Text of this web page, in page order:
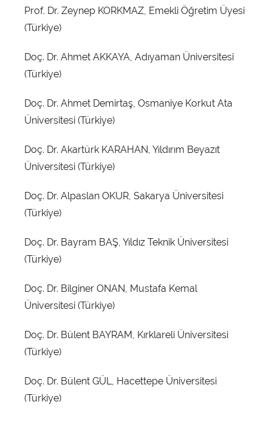
Prof. Dr. Zeynep KORKMAZ, Emekli Öğretim Üyesi
(Türkiye)
Doç. Dr. Ahmet AKKAYA, Adıyaman Üniversitesi
(Türkiye)
Doç. Dr. Ahmet Demirtaş, Osmaniye Korkut Ata
Üniversitesi (Türkiye)
Doç. Dr. Akartürk KARAHAN, Yıldırım Beyazıt
Üniversitesi (Türkiye)
Doç. Dr. Alpaslan OKUR, Sakarya Üniversitesi
(Türkiye)
Doç. Dr. Bayram BAŞ, Yıldız Teknik Üniversitesi
(Türkiye)
Doç. Dr. Bilginer ONAN, Mustafa Kemal
Üniversitesi (Türkiye)
Doç. Dr. Bülent BAYRAM, Kırklareli Üniversitesi
(Türkiye)
Doç. Dr. Bülent GÜL, Hacettepe Üniversitesi
(Türkiye)